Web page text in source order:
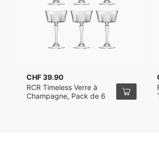
CHF 39.90
RCR Timeless Verre à
Champagne, Pack de 6